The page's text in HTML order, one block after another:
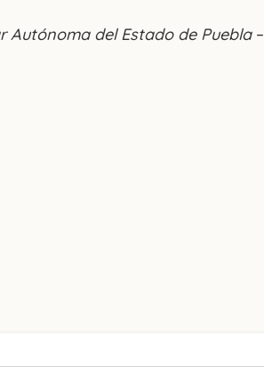
Autónoma del Estado de Puebla–